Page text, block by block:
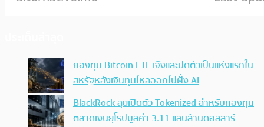
กองทุน Bitcoin ETF เจ๊งและปิดตัวเป็นแห่งแรกใน
สหรัฐหลังเงินทุนไหลออกไปฝั่ง AI
BlackRock ลุยเปิดตัว Tokenized สำหรับกองทุน
ตลาดเงินยุโรปมูลค่า 3.11 แสนล้านดอลลาร์